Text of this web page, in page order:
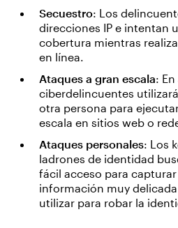
Secuestro: Los
direcciones IP e intentan
cobertura mientras
en línea.
Ataques a gran escala:
ciberdelincuentes
otra persona para
escala en sitios web o
Ataques personales: Los
ladrones de identidad
fácil acceso para
información muy
utilizar para robar la